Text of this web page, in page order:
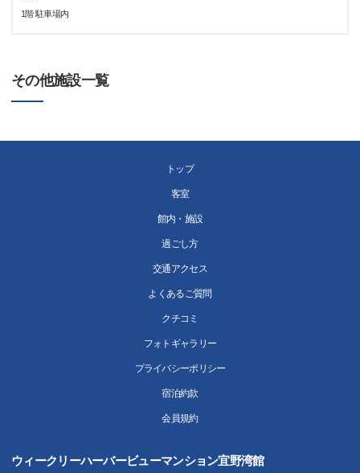
1階 駐車場内
その他施設一覧
トップ
客室
館内・施設
過ごし方
交通アクセス
よくあるご質問
クチコミ
フォトギャラリー
プライバシーポリシー
宿泊約款
会員規約
ウィークリーハーバービューマンション宜野湾館